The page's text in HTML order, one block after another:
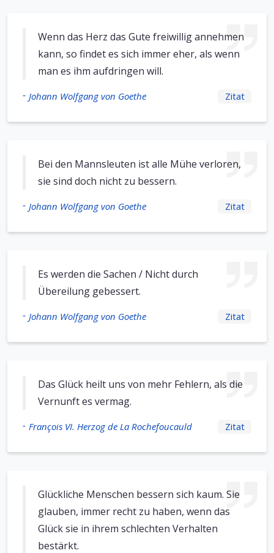
Wenn das Herz das Gute freiwillig annehmen
kann, so findet es sich immer eher, als wenn
man es ihm aufdringen will.
- Johann Wolfgang von Goethe Zitat
Bei den Mannsleuten ist alle Mühe verloren,
sie sind doch nicht zu bessern.
- Johann Wolfgang von Goethe Zitat
Es werden die Sachen / Nicht durch
Übereilung gebessert.
- Johann Wolfgang von Goethe Zitat
Das Glück heilt uns von mehr Fehlern, als die
Vernunft es vermag.
- François VI. Herzog de La Rochefoucauld Zitat
Glückliche Menschen bessern sich kaum. Sie
glauben, immer recht zu haben, wenn das
Glück sie in ihrem schlechten Verhalten
bestärkt.